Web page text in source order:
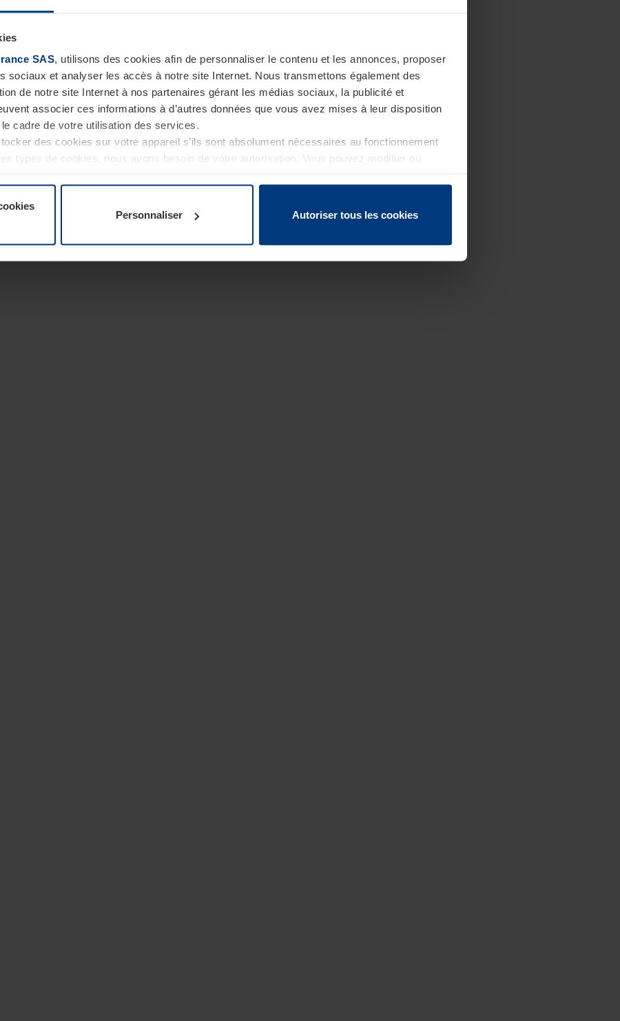
SAS, utilisons des cookies afin de personnaliser le contenu et les annonces, proposer
sociaux et analyser les accès à notre site Internet. Nous transmettons également des
de notre site Internet à nos partenaires gérant les médias sociaux, la publicité et
associer ces informations à d’autres données que vous avez mises à leur disposition
cadre de votre utilisation des services.
des cookies sur votre appareil s’ils sont absolument nécessaires au fonctionnement
types de cookies, nous avons besoin de votre autorisation. Vous pouvez modifier ou
Personnaliser Autoriser tous les cookies